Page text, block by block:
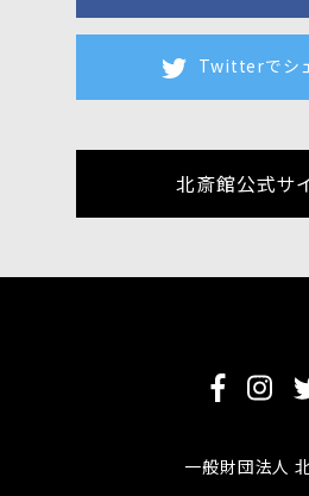
Twitterでシ
北斎館公式サ
一般財団法人